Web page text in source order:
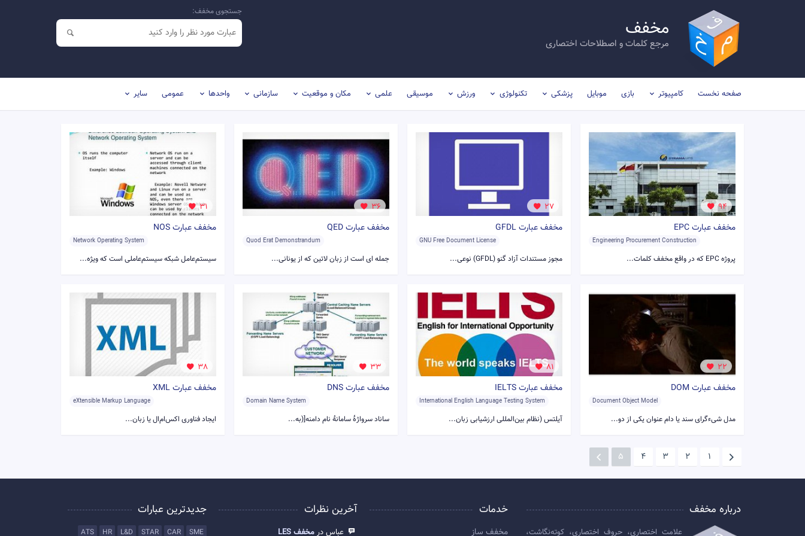
مخفف
مرجع کلمات و اصطلاحات اختصاری
جستجوی مخفف:
صفحه نخست کامپیوتر بازی موبایل پزشکی تکنولوژی ورزش موسیقی علمی مکان و موقعیت سازمانی واحدها عمومی سایر
94
مخفف عبارت EPC
Engineering Procurement Construction
پروژه EPC که در واقع مخفف کلمات...
27
مخفف عبارت GFDL
GNU Free Document License
مجوز مستندات آزاد گنو (GFDL) نوعی...
36
مخفف عبارت QED
Quod Erat Demonstrandum
جمله ای است از زبان لاتین که از یونانی...
31
مخفف عبارت NOS
Network Operating System
سیستم‌عامل شبکه سیستم‌عاملی است که ویژه...
22
مخفف عبارت DOM
Document Object Model
مدل شیء‌گرای سند یا دام عنوان یکی از دو...
81
مخفف عبارت IELTS
International English Language Testing System
آیلتس (نظام بین‌المللی ارزشیابی زبان...
33
مخفف عبارت DNS
Domain Name System
ساناد سرواژهٔ سامانهٔ نام دامنه[(به...
38
مخفف عبارت XML
eXtensible Markup Language
ایجاد فناوری اکس‌ام‌ال یا زبان...
1
2
3
4
5
درباره مخفف
علامت اختصاری، حروف اختصاری، کوته‌نگاشت،
خدمات
مخفف ساز
آخرین نظرات
عباس در مخفف LES
جدیدترین عبارات
SME
CAR
STAR
L&D
HR
ATS